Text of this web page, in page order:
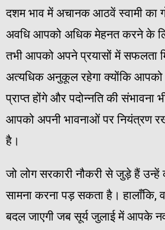
दशम भाव में अचानक आठवें स्वामी का
अवधि आपको अधिक मेहनत करने के
तभी आपको अपने प्रयासों में सफलता
अत्यधिक अनुकूल रहेगा क्योंकि आपको
प्राप्त होंगे और पदोन्नति की संभावना
आपको अपनी भावनाओं पर नियंत्रण
है।
जो लोग सरकारी नौकरी से जुड़े हैं उन्हें
सामना करना पड़ सकता है। हालाँकि,
बदल जाएगी जब सूर्य जुलाई में आपके